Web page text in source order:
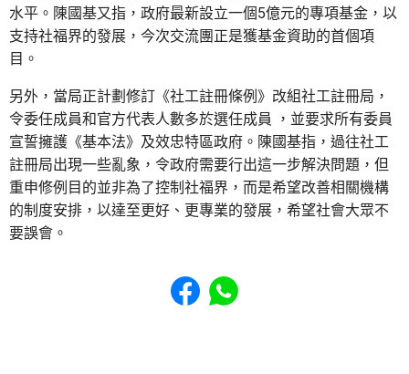
水平。陳國基又指，政府最新設立一個5億元的專項基金，以
支持社福界的發展，今次交流團正是獲基金資助的首個項
目。
另外，當局正計劃修訂《社工註冊條例》改組社工註冊局，
令委任成員和官方代表人數多於選任成員 ，並要求所有委員
宣誓擁護《基本法》及效忠特區政府。陳國基指，過往社工
註冊局出現一些亂象，令政府需要行出這一步解決問題，但
重申修例目的並非為了控制社福界，而是希望改善相關機構
的制度安排，以達至更好、更專業的發展，希望社會大眾不
要誤會。
Share to Facebook
Share to WhatsApp